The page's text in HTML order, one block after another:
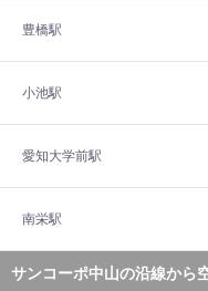
豊橋駅
小池駅
愛知大学前駅
南栄駅
サンコーポ中山の沿線から